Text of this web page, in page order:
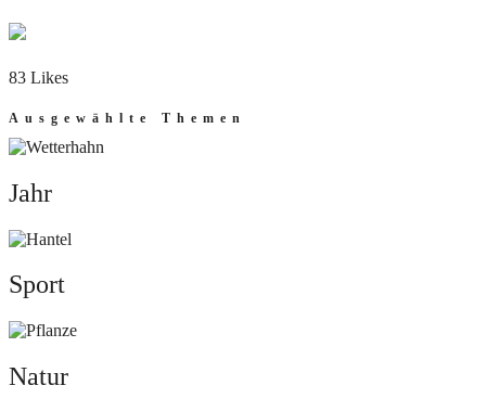
83 Likes
Ausgewählte Themen
Jahr
Jahr
Sport
Sport
Natur
Natur